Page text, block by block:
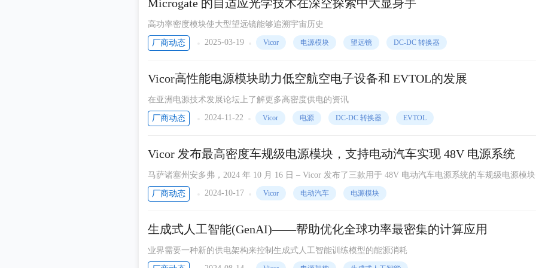
Microgate 的自适应光学技术在深空探索中大显身手
高功率密度模块使大型望远镜能够追溯宇宙历史
厂商动态 2025-03-19 Vicor 电源模块 望远镜 DC-DC 转换器
Vicor高性能电源模块助力低空航空电子设备和 EVTOL的发展
在亚洲电源技术发展论坛上了解更多高密度供电的资讯
厂商动态 2024-11-22 Vicor 电源 DC-DC 转换器 EVTOL
Vicor 发布最高密度车规级电源模块，支持电动汽车实现 48V 电源系统
马萨诸塞州安多弗，2024 年 10 月 16 日 – Vicor 发布了三款用于 48V 电动汽车电源系统的车规级电源模
些模块提供业界领先的功率密度，可以满足汽车厂商和一级供应商在 2025 年的生产需求。BCM6135、
厂商动态 2024-10-17 Vicor 电动汽车 电源模块
生成式人工智能(GenAI)——帮助优化全球功率最密集的计算应用
业界需要一种新的供电架构来控制生成式人工智能训练模型的能源消耗